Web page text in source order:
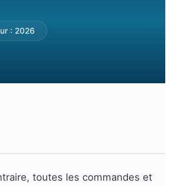
: 2026
toutes les commandes et